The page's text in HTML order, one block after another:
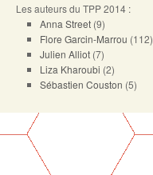
Les auteurs du TPP 2014 :
Anna Street (9)
Flore Garcin-Marrou (112)
Julien Alliot (7)
Liza Kharoubi (2)
Sébastien Couston (5)